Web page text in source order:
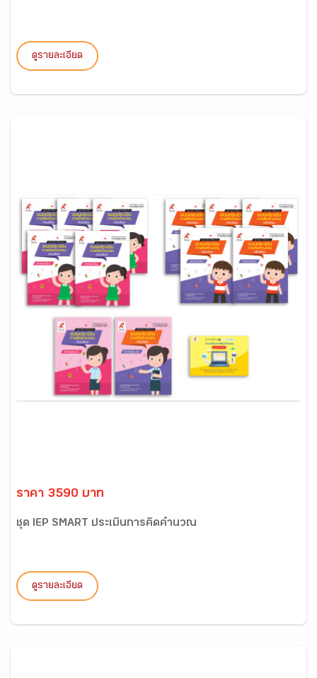
ดูรายละเอียด
ราคา 3590 บาท
ชุด IEP SMART ประเมินการคิดคำนวณ
ดูรายละเอียด